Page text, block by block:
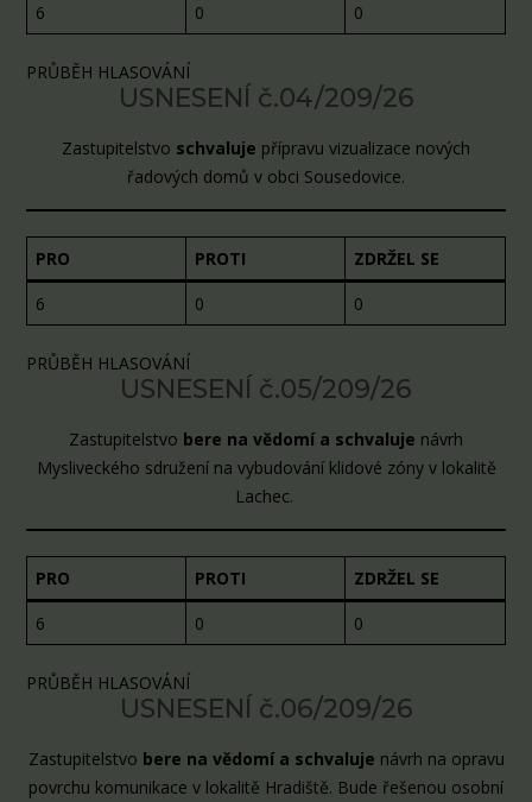
6
0 0
PRŮBĚH HLASOVÁNÍ
USNESENÍ č.04/209/26
Zastupitelstvo schvaluje přípravu vizualizace nových
řadových domů v obci Sousedovice.
PRO PROTI
ZDRŽEL SE
6
0 0
PRŮBĚH HLASOVÁNÍ
USNESENÍ č.05/209/26
Zastupitelstvo bere na vědomí a schvaluje návrh
Mysliveckého sdružení na vybudování klidové zóny v lokalitě
Lachec.
PRO PROTI
ZDRŽEL SE
6
0 0
PRŮBĚH HLASOVÁNÍ
USNESENÍ č.06/209/26
Zastupitelstvo bere na vědomí a schvaluje návrh na opravu
povrchu komunikace v lokalitě Hradiště. Bude řešenou osobní